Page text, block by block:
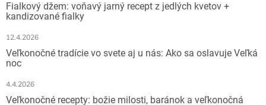
Fialkový džem: voňavý jarný recept z jedlých kvetov +
kandizované fialky
12.4.2026
Veľkonočné tradície vo svete aj u nás: Ako sa oslavuje Veľká
noc
4.4.2026
Veľkonočné recepty: božie milosti, baránok a veľkonočná